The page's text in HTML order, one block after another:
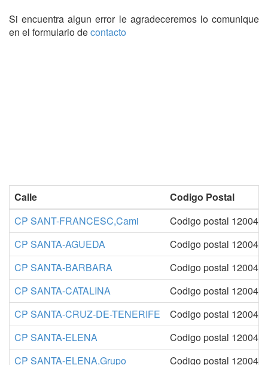
Si encuentra algun error le agradeceremos lo comunique
en el formulario decontacto
Calle
Codigo Postal
CP SANT-FRANCESC,Cami
Codigo postal 12004-
CP SANTA-AGUEDA
Codigo postal 12004-
CP SANTA-BARBARA
Codigo postal 12004-
CP SANTA-CATALINA
Codigo postal 12004-
CP SANTA-CRUZ-DE-TENERIFE
Codigo postal 12004-
CP SANTA-ELENA
Codigo postal 12004-
CP SANTA-ELENA,Grupo
Codigo postal 12004-